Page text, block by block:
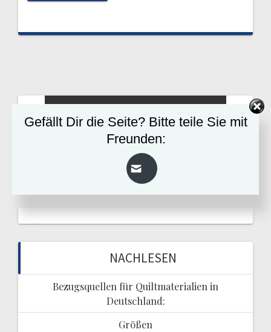
NACHLESEN
Bezugsquellen für Quiltmaterialien in
Deutschland:
Größen
Gefällt Dir die Seite? Bitte teile Sie mit
Freunden: